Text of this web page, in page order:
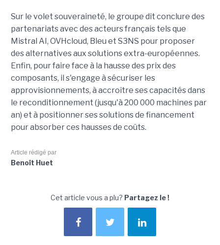
Sur le volet souveraineté, le groupe dit conclure des
partenariats avec des acteurs français tels que
Mistral AI, OVHcloud, Bleu et S3NS pour proposer
des alternatives aux solutions extra-européennes.
Enfin, pour faire face à la hausse des prix des
composants, il s'engage à sécuriser les
approvisionnements, à accroître ses capacités dans
le reconditionnement (jusqu'à 200 000 machines par
an) et à positionner ses solutions de financement
pour absorber ces hausses de coûts.
Article rédigé par
Benoît Huet
Cet article vous a plu? Partagez le !